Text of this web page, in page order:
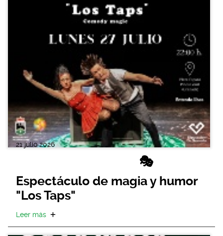
21 julio 2026
🎭
Espectáculo de magia y humor
"Los Taps"
Leer más